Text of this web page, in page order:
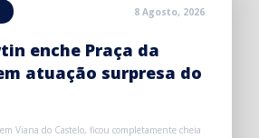
8 Agosto, 2026
enche Praça da
atuação surpresa do
Viana do Castelo, ficou completamente cheia